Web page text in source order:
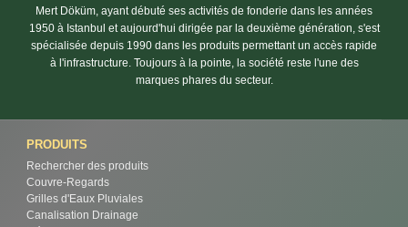
Mert Döküm, ayant débuté ses activités de fonderie dans les années
1950 à Istanbul et aujourd'hui dirigée par la deuxième génération, s'est
spécialisée depuis 1990 dans les produits permettant un accès rapide
à l'infrastructure. Toujours à la pointe, la société reste l'une des
marques phares du secteur.
PRODUITS
Rechercher des produits
Couvre-Regards
Grilles d'Eaux Pluviales
Canalisation Drainage